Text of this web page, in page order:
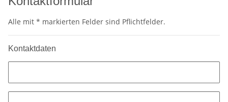
Alle mit * markierten Felder sind Pflichtfelder.
Kontaktdaten